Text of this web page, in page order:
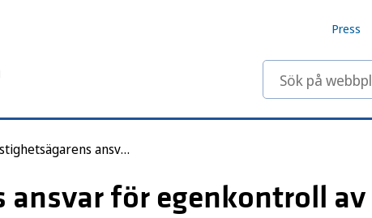
Press
Sök på
Fastighetsägarens ansvar för egenkontroll av inomhusmiljö
ansvar för egenkontroll av